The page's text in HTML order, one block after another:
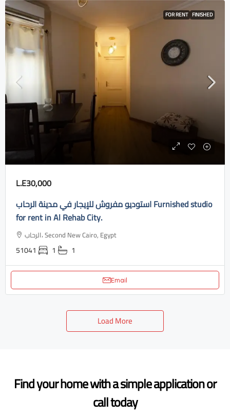
FOR RENT FINISHED
L.E30,000
استوديو مفروش للإيجار في مدينة الرحاب Furnished studio
for rent in Al Rehab City.
الرحاب، Second New Cairo, Egypt
51041 1 1
Email
Load More
Find your home with a simple application or
call today